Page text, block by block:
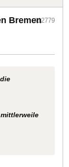
Bremen#12779